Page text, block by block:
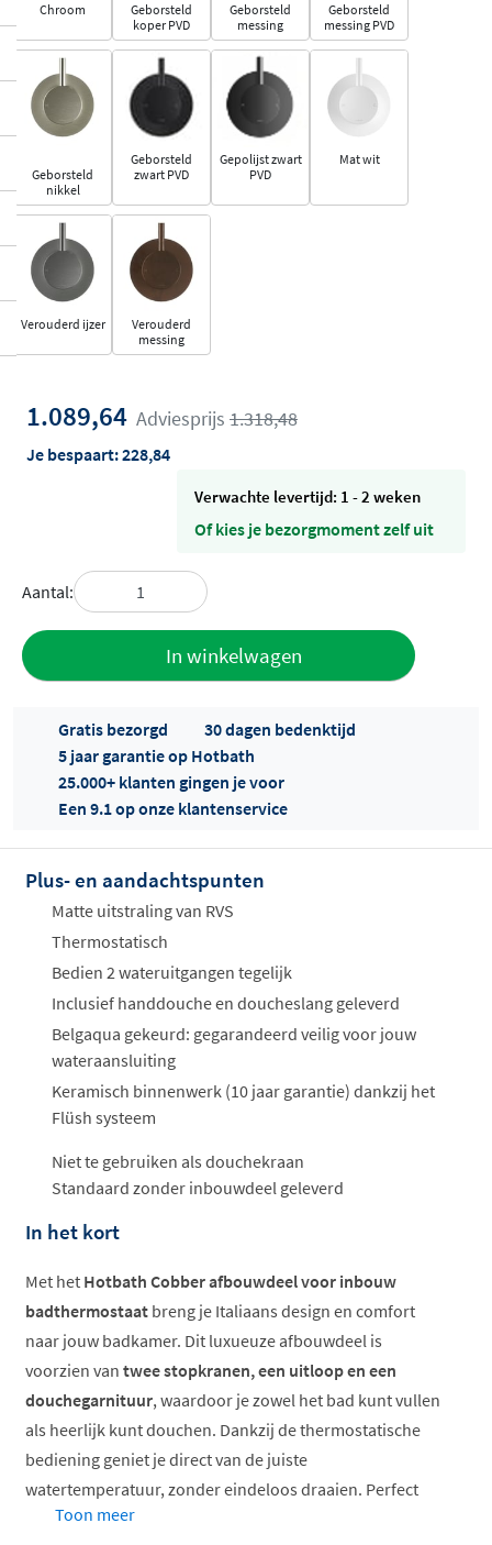
Chroom
Geborsteld
koper PVD
Geborsteld
messing
Geborsteld
messing PVD
Geborsteld
nikkel
Geborsteld
zwart PVD
Gepolijst zwart
PVD
Mat wit
Verouderd ijzer
Verouderd
messing
1.089,64 Adviesprijs 1.318,48
Je bespaart:228,84
Verwachte levertijd: 1 - 2 weken
Of kies je bezorgmoment zelf uit
Aantal:
In winkelwagen
Offertes
ophalen...
Gratis bezorgd
30 dagen bedenktijd
5 jaar garantie op Hotbath
25.000+ klanten gingen je voor
Een 9.1 op onze klantenservice
Plus- en aandachtspunten
Matte uitstraling van RVS
Thermostatisch
Bedien 2 wateruitgangen tegelijk
Inclusief handdouche en doucheslang geleverd
Belgaqua gekeurd: gegarandeerd veilig voor jouw
wateraansluiting
Keramisch binnenwerk (10 jaar garantie) dankzij het
Flüsh systeem
Niet te gebruiken als douchekraan
Standaard zonder inbouwdeel geleverd
In het kort
Met het Hotbath Cobber afbouwdeel voor inbouw
badthermostaat breng je Italiaans design en comfort
naar jouw badkamer. Dit luxueuze afbouwdeel is
voorzien van twee stopkranen, een uitloop en een
douchegarnituur, waardoor je zowel het bad kunt vullen
als heerlijk kunt douchen. Dankzij de thermostatische
bediening geniet je direct van de juiste
watertemperatuur, zonder eindeloos draaien. Perfect
voor wie houdt van gemak en stijl.
Toon meer